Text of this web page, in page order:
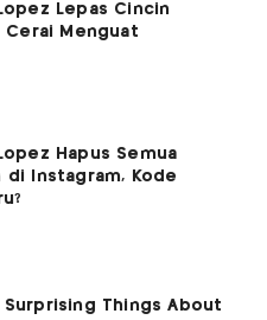
Lepas Cincin
Cerai Menguat
Hapus Semua
di Instagram, Kode